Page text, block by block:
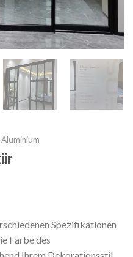
Spezifikationen
Farbe des